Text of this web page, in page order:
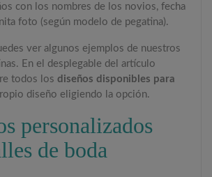
con los nombres de los novios, fecha
foto (según modelo de pegatina).
ver algunos ejemplos de nuestros
En el desplegable del artículo
todos losdiseños disponibles para
diseño eligiendo la opción.
personalizados
de boda